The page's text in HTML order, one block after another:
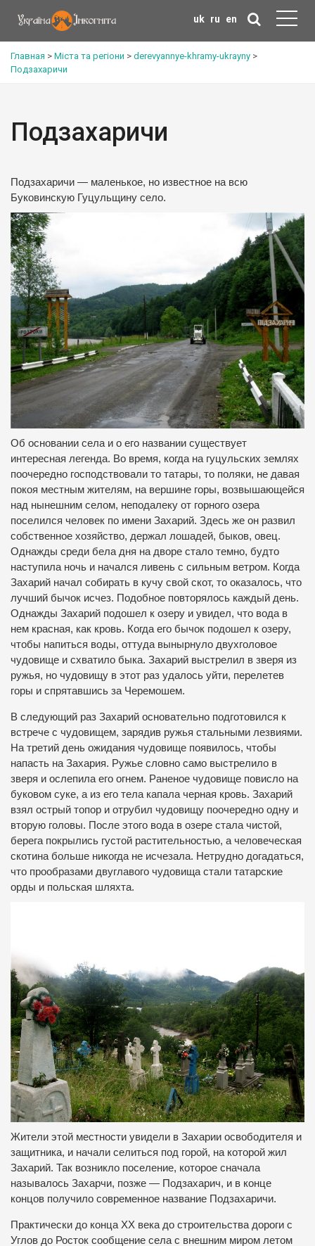
uk ru en
Главная > Міста та регіони > derevyannye-khramy-ukrayny >
Подзахаричи
Подзахаричи
Подзахаричи — маленькое, но известное на всю
Буковинскую Гуцульщину село.
Об основании села и о его названии существует
интересная легенда. Во время, когда на гуцульских землях
поочередно господствовали то татары, то поляки, не давая
покоя местным жителям, на вершине горы, возвышающейся
над нынешним селом, неподалеку от горного озера
поселился человек по имени Захарий. Здесь же он развил
собственное хозяйство, держал лошадей, быков, овец.
Однажды среди бела дня на дворе стало темно, будто
наступила ночь и начался ливень с сильным ветром. Когда
Захарий начал собирать в кучу свой скот, то оказалось, что
лучший бычок исчез. Подобное повторялось каждый день.
Однажды Захарий подошел к озеру и увидел, что вода в
нем красная, как кровь. Когда его бычок подошел к озеру,
чтобы напиться воды, оттуда вынырнуло двухголовое
чудовище и схватило быка. Захарий выстрелил в зверя из
ружья, но чудовищу в этот раз удалось уйти, перелетев
горы и спрятавшись за Черемошем.
В следующий раз Захарий основательно подготовился к
встрече с чудовищем, зарядив ружья стальными лезвиями.
На третий день ожидания чудовище появилось, чтобы
напасть на Захария. Ружье словно само выстрелило в
зверя и ослепила его огнем. Раненое чудовище повисло на
буковом суке, а из его тела капала черная кровь. Захарий
взял острый топор и отрубил чудовищу поочередно одну и
вторую головы. После этого вода в озере стала чистой,
берега покрылись густой растительностью, а человеческая
скотина больше никогда не исчезала. Нетрудно догадаться,
что прообразами двуглавого чудовища стали татарские
орды и польская шляхта.
Жители этой местности увидели в Захарии освободителя и
защитника, и начали селиться под горой, на которой жил
Захарий. Так возникло поселение, которое сначала
называлось Захарчи, позже — Подзахарич, и в конце
концов получило современное название Подзахаричи.
Практически до конца ХХ века до строительства дороги с
Углов до Росток сообщение села с внешним миром летом